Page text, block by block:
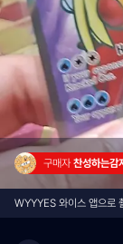
구매자 찬성하는감
WYYYES 와이스 앱으로